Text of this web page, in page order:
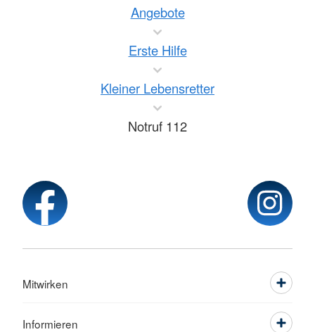
Angebote
Erste Hilfe
Kleiner Lebensretter
Notruf 112
Mitwirken
Informieren